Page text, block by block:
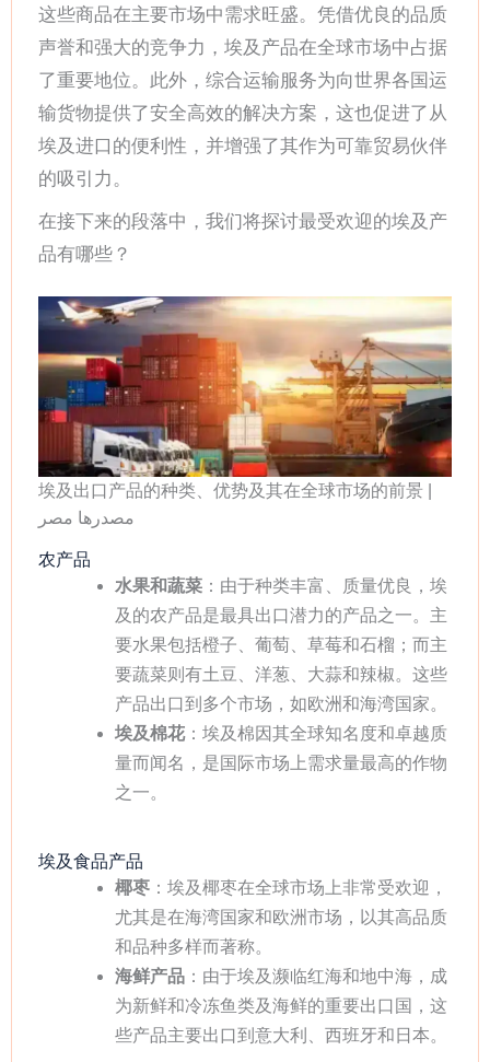
这些商品在主要市场中需求旺盛。凭借优良的品质
声誉和强大的竞争力，埃及产品在全球市场中占据
了重要地位。此外，综合运输服务为向世界各国运
输货物提供了安全高效的解决方案，这也促进了从
埃及进口的便利性，并增强了其作为可靠贸易伙伴
的吸引力。
在接下来的段落中，我们将探讨最受欢迎的埃及产
品有哪些？
埃及出口产品的种类、优势及其在全球市场的前景 |
مصدرها مصر
农产品
水果和蔬菜：由于种类丰富、质量优良，埃
及的农产品是最具出口潜力的产品之一。主
要水果包括橙子、葡萄、草莓和石榴；而主
要蔬菜则有土豆、洋葱、大蒜和辣椒。这些
产品出口到多个市场，如欧洲和海湾国家。
埃及棉花：埃及棉因其全球知名度和卓越质
量而闻名，是国际市场上需求量最高的作物
之一。
埃及食品产品
椰枣：埃及椰枣在全球市场上非常受欢迎，
尤其是在海湾国家和欧洲市场，以其高品质
和品种多样而著称。
海鲜产品：由于埃及濒临红海和地中海，成
为新鲜和冷冻鱼类及海鲜的重要出口国，这
些产品主要出口到意大利、西班牙和日本。